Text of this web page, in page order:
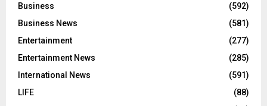
Business
(592)
Business News
(581)
Entertainment
(277)
Entertainment News
(285)
International News
(591)
LIFE
(88)